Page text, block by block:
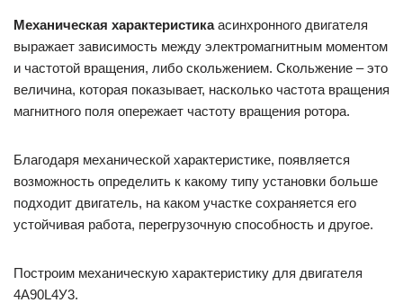
Механическая характеристикаасинхронного двигателя
выражает зависимость между электромагнитным моментом
и частотой вращения, либо скольжением. Скольжение – это
величина, которая показывает, насколько частота вращения
магнитного поля опережает частоту вращения ротора.
Благодаря механической характеристике, появляется
возможность определить к какому типу установки больше
подходит двигатель, на каком участке сохраняется его
устойчивая работа, перегрузочную способность и другое.
Построим механическую характеристику для двигателя
4A90L4У3.